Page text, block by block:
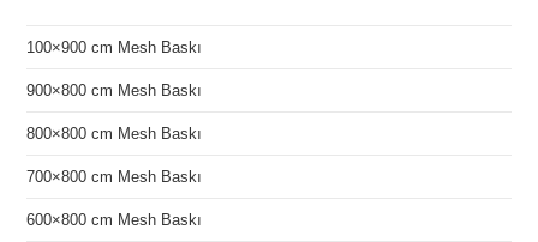
100×900 cm Mesh Baskı
900×800 cm Mesh Baskı
800×800 cm Mesh Baskı
700×800 cm Mesh Baskı
600×800 cm Mesh Baskı